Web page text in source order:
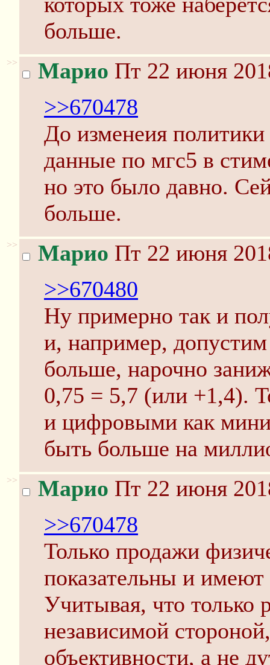
больше.
>> Марио Пт 22 июня
>>670478
До изменеия
данные по мгс5 в
но это было давно.
больше.
>> Марио Пт 22 июня
>>670480
Ну примерно так и
и, например,
больше, нарочно
0,75 = 5,7 (или +1,4).
и цифровыми как
быть больше на
>> Марио Пт 22 июня
>>670478
Только продажи
показательны и имеют
Учитывая, что только
независимой
объективности, а не